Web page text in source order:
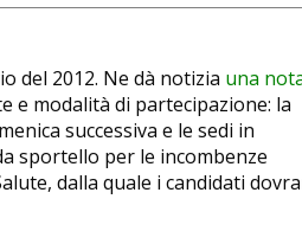
del 2012. Ne dà notizia una
e modalità di partecipazione: la
successiva e le sedi in
sportello per le incombenze
dalla quale i candidati